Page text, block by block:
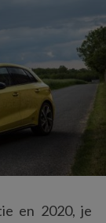
en 2020, je